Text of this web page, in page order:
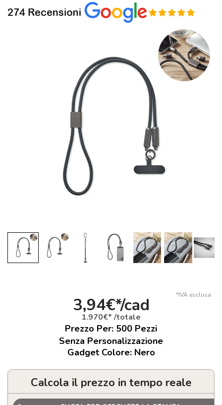
*IVA esclusa
3,94€*/cad
1.970€* /totale
Prezzo Per: 500 Pezzi
Senza Personalizzazione
Gadget Colore: Nero
Calcola il prezzo in tempo reale